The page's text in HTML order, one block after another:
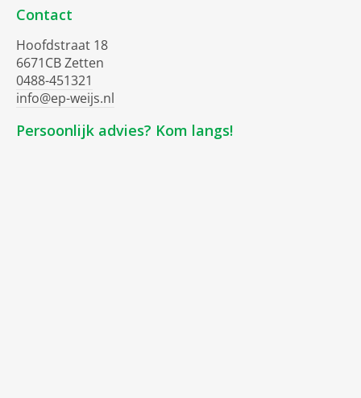
Contact
Hoofdstraat 18
6671CB Zetten
0488-451321
info@ep-weijs.nl
Persoonlijk advies? Kom langs!